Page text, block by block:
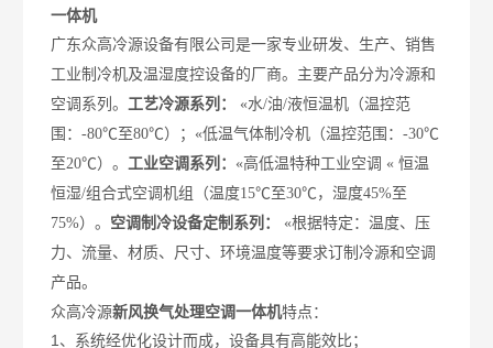
一体机
广东众高冷源设备有限公司是一家专业研发、生产、销售
工业制冷机及温湿度控设备的厂商。 主要产品分为冷源和
空调系列。工艺冷源系列： «水/油/液恒温机（温控范
围：-80℃至80℃）； «低温气体制冷机（温控范围：-30℃
至20℃）。工业空调系列： «高低温特种工业空调 « 恒温
恒湿/组合式空调机组（温度15℃至30℃，湿度45%至
75%）。 空调制冷设备定制系列： «根据特定：温度、压
力、流量、材质、尺寸、环境温度等要求订制冷源和空调
产品。
众高冷源新风换气处理空调一体机特点：
1 、系统经优化设计而成，设备具有高能效比；